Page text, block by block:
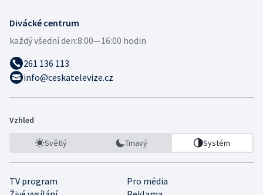
Divácké centrum
každý všední den:8:00—16:00 hodin
261 136 113
info@ceskatelevize.cz
Vzhled
Světlý Tmavý Systém
TV program
Pro média